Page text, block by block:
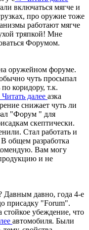
включаться мягче и
про оружие тоже
работают мягче
тряпкой! Мне
Форумом.
оружейном форуме.
чуть просыпал
коридору, т.к.
далее азка
снижает чуть ли
"Форум " для
скептически.
Стал работать и
общем разработка
Вам могу
и не
Давным давно, года 4-е
присадку "Forum".
стойкое убеждение, что
автомобиля. Были